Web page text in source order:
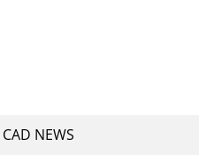
CAD NEWS